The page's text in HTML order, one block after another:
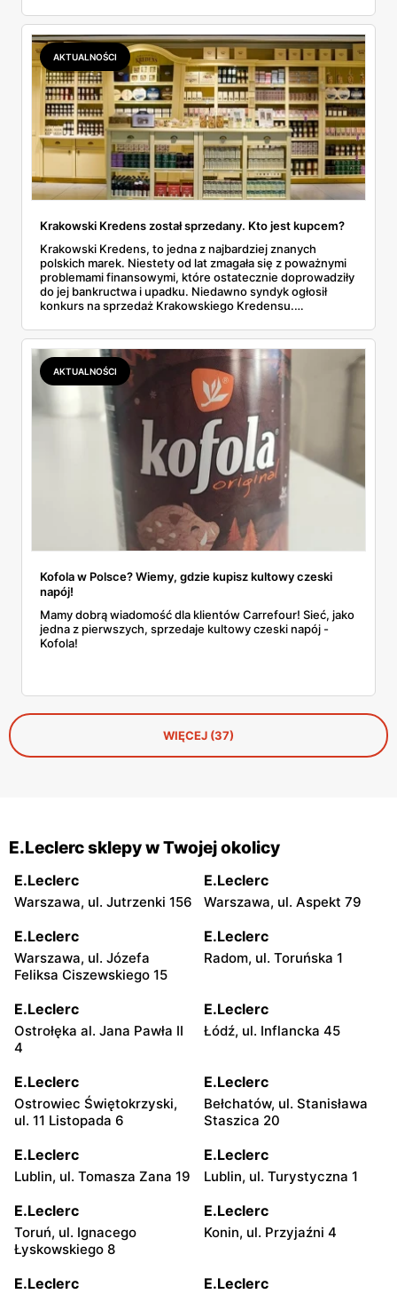
tygodniu. Oferta ważna od 2 do 9 marca 2026, kwiaty
cięte wchodzą do sklepów od 5 marca.
AKTUALNOŚCI
Krakowski Kredens został sprzedany. Kto jest kupcem?
Krakowski Kredens, to jedna z najbardziej znanych
polskich marek. Niestety od lat zmagała się z poważnymi
problemami finansowymi, które ostatecznie doprowadziły
do jej bankructwa i upadku. Niedawno syndyk ogłosił
konkurs na sprzedaż Krakowskiego Kredensu.
nim jest? Dowiedz się.
AKTUALNOŚCI
Kofola w Polsce? Wiemy, gdzie kupisz kultowy czeski
napój!
Mamy dobrą wiadomość dla klientów Carrefour! Sieć, jako
jedna z pierwszych, sprzedaje kultowy czeski napój -
Kofola!
WIĘCEJ (37)
E.Leclerc sklepy w Twojej okolicy
E.Leclerc
Warszawa, ul. Jutrzenki 156
E.Leclerc
Warszawa, ul. Aspekt 79
E.Leclerc
Warszawa, ul. Józefa
Feliksa Ciszewskiego 15
E.Leclerc
Radom, ul. Toruńska 1
E.Leclerc
Ostrołęka al. Jana Pawła II
4
E.Leclerc
Łódź, ul. Inflancka 45
E.Leclerc
Ostrowiec Świętokrzyski,
ul. 11 Listopada 6
E.Leclerc
Bełchatów, ul. Stanisława
Staszica 20
E.Leclerc
Lublin, ul. Tomasza Zana 19
E.Leclerc
Lublin, ul. Turystyczna 1
E.Leclerc
Toruń, ul. Ignacego
Łyskowskiego 8
E.Leclerc
Konin, ul. Przyjaźni 4
E.Leclerc E.Leclerc